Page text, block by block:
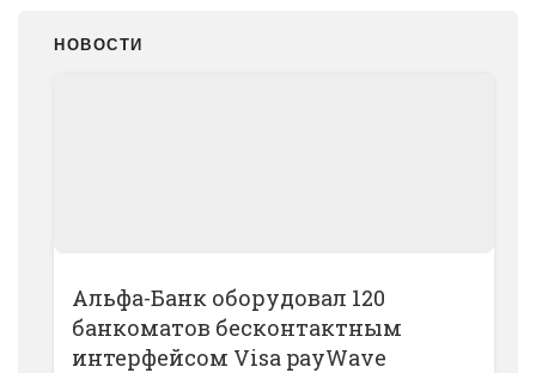
НОВОСТИ
Альфа-Банк оборудовал 120
банкоматов бесконтактным
интерфейсом Visa payWave